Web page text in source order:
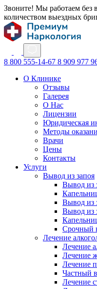
Звоните! Мы работаем без
количеством выездных
8 800 555-14-67 8 909 977
О Клинике
Отзывы
Галерея
О Нас
Лицензии
Юридическая
Методы
Врачи
Цены
Контакты
Услуги
Вывод из запоя
Вывод из
Вывод из
Вывод из
Срочный
Лечение
Лечение
Лечение
Лечение
Частный
Лечение